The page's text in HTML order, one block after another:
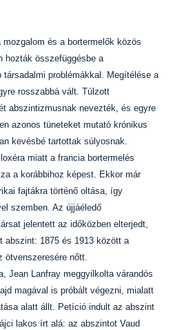
és a bortermelők közös
hozták összefüggésbe a
társadalmi problémákkal. Megítélése a
rosszabbá vált. Túlzott
abszintizmusnak nevezték, és egyre
azonos tüneteket mutató krónikus
kevésbé tartottak súlyosnak.
miatt a francia bortermelés
a korábbihoz képest. Ekkor már
fajtákra történő oltása, így
szemben. Az újjáéledő
jelentett az időközben elterjedt,
abszint: 1875 és 1913 között a
ötvenszeresére nőtt.
Jean Lanfray meggyilkolta várandós
magával is próbált végezni, mialatt
alatt állt. Petíció indult az abszint
lakos írt alá: az abszintot Vaud